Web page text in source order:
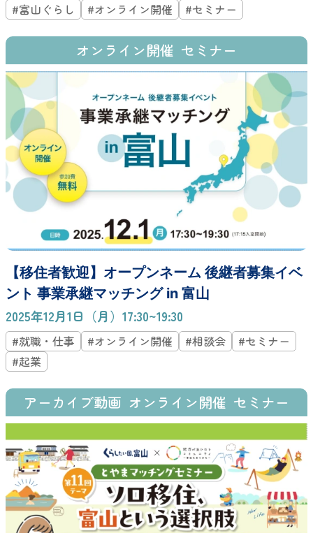
#富山ぐらし #オンライン開催 #セミナー
オンライン開催 セミナー
【移住者歓迎】オープンネーム 後継者募集イベ
ント 事業承継マッチング in 富山
2025年12月1日（月）17:30~19:30
#就職・仕事 #オンライン開催 #相談会
#セミナー
#起業
アーカイブ動画 オンライン開催 セミナー